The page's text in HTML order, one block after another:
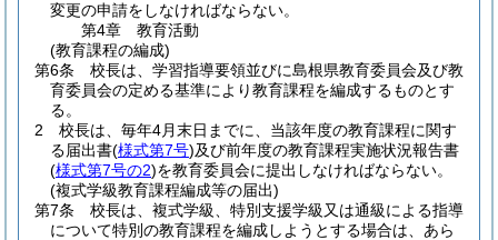
変更の申請をしなければならない。
第4章
教育活動
(教育課程の編成)
第6条
校長は、学習指導要領並びに島根県教育委員会及び教
育委員会の定める基準により教育課程を編成するものとす
る。
2
校長は、毎年4月末日までに、当該年度の教育課程に関す
る届出書(様式第7号)及び前年度の教育課程実施状況報告書
(様式第7号の2)を教育委員会に提出しなければならない。
(複式学級教育課程編成等の届出)
第7条
校長は、複式学級、特別支援学級又は通級による指導
について特別の教育課程を編成しようとする場合は、あら